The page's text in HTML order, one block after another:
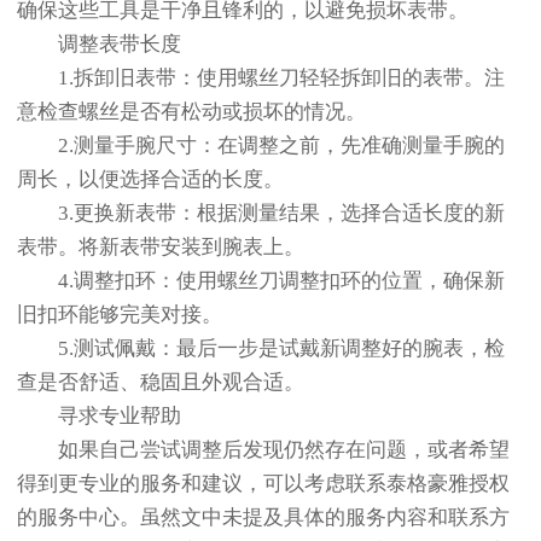
确保这些工具是干净且锋利的，以避免损坏表带。
调整表带长度
1.拆卸旧表带：使用螺丝刀轻轻拆卸旧的表带。注
意检查螺丝是否有松动或损坏的情况。
2.测量手腕尺寸：在调整之前，先准确测量手腕的
周长，以便选择合适的长度。
3.更换新表带：根据测量结果，选择合适长度的新
表带。将新表带安装到腕表上。
4.调整扣环：使用螺丝刀调整扣环的位置，确保新
旧扣环能够完美对接。
5.测试佩戴：最后一步是试戴新调整好的腕表，检
查是否舒适、稳固且外观合适。
寻求专业帮助
如果自己尝试调整后发现仍然存在问题，或者希望
得到更专业的服务和建议，可以考虑联系泰格豪雅授权
的服务中心。虽然文中未提及具体的服务内容和联系方